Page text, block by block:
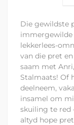
Die gewildste
immergewilde
lekkerlees-
van die pret
saam met
Stalmaats! Of
deelneem,
insamel om
skuiling te red
altyd hope